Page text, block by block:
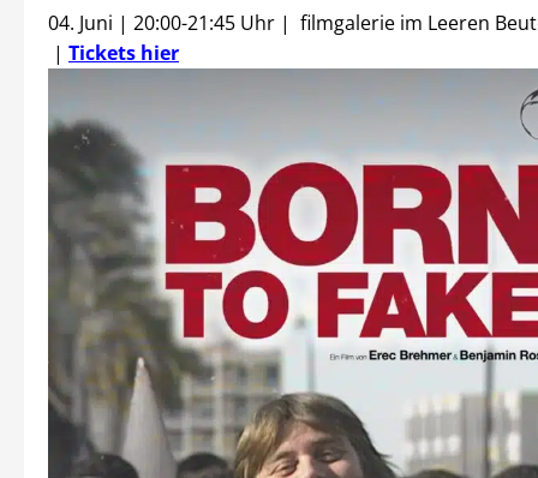
04. Juni | 20:00-21:45 Uhr | filmgalerie im Leeren
| Tickets hier